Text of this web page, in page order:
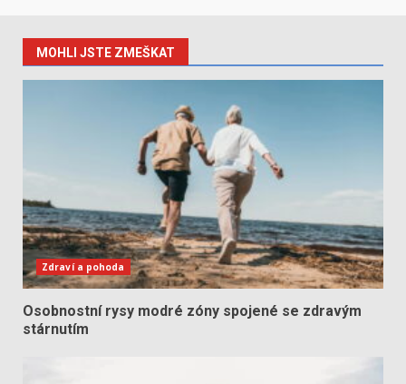
MOHLI JSTE ZMEŠKAT
Zdraví a pohoda
Osobnostní rysy modré zóny spojené se zdravým
stárnutím